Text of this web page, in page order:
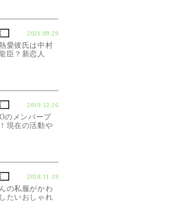
2021.09.29
愛彼氏は中村
臣？新恋人
2019.12.16
のメンバープ
現在の活動や
2018.11.19
の私服がかわ
たいおしゃれ